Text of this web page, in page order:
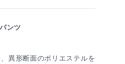
ンツ
異形断面のポリエステルを